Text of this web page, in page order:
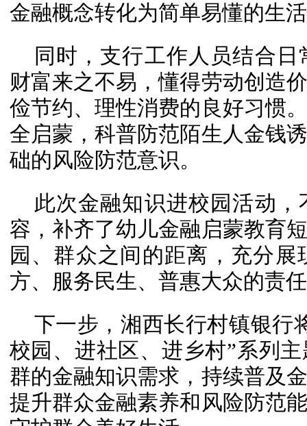
金融概念转化为简单易懂的生
同时，支行工作人员结合
财富来之不易，懂得劳动创造
俭节约、理性消费的良好习惯
全启蒙，科普防范陌生人金钱
础的风险防范意识。
此次金融知识进校园活动
容，补齐了幼儿金融启蒙教育
园、群众之间的距离，充分
方、服务民生、普惠大众的责
下一步，湘西长行村镇银行
校园、进社区、进乡村”系列
群的金融知识需求，持续普及
提升群众金融素养和风险防范